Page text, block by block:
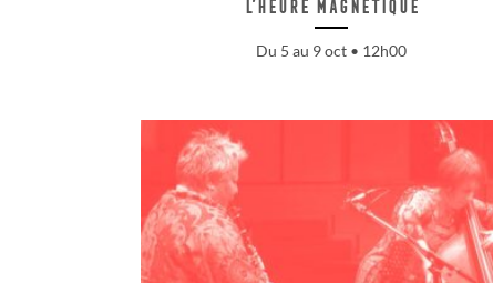
L’Heure Magnétique
Du 5 au 9 oct • 12h00